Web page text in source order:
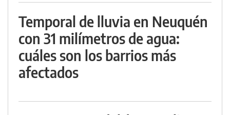
Temporal de lluvia en Neuquén
con 31 milímetros de agua:
cuáles son los barrios más
afectados